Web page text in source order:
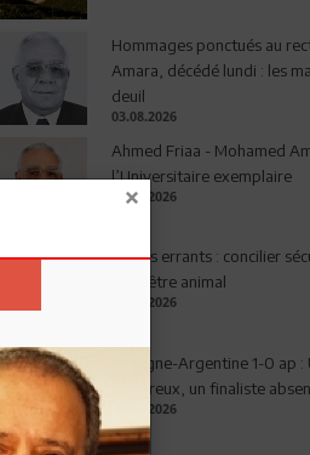
Hommages ponctués au
Amara, décédé lundi : les
deuil
03.08.2026
Ahmed Friaa - Mohamed
l’Universitaire exemplaire
04.08.2026
Chiens errants : concilier
bien-être animal
17.07.2026
Espagne-Argentine 1-0 ap
valeureux, un finaliste
19.07.2026